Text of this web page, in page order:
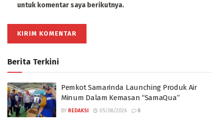
untuk komentar saya berikutnya.
Berita Terkini
Pemkot Samarinda Launching Produk Air
Minum Dalam Kemasan “SamaQua”
BY REDAKSI 05/08/2026 0